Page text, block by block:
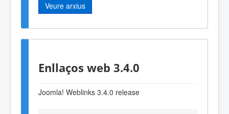
Veure arxius
Enllaços web 3.4.0
Joomla! Weblinks 3.4.0 release